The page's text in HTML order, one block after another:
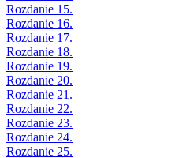
Rozdanie 15.
Rozdanie 16.
Rozdanie 17.
Rozdanie 18.
Rozdanie 19.
Rozdanie 20.
Rozdanie 21.
Rozdanie 22.
Rozdanie 23.
Rozdanie 24.
Rozdanie 25.